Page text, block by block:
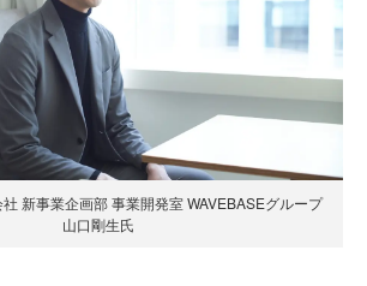
新事業企画部 事業開発室 WAVEBASEグループ
山口剛生氏